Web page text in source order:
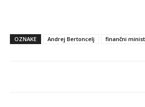
OZNAKE Andrej Bertoncelj finančni